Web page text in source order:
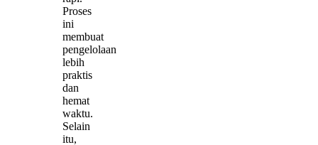
Proses
ini
membuat
pengelolaan
lebih
praktis
dan
hemat
waktu.
Selain
itu,